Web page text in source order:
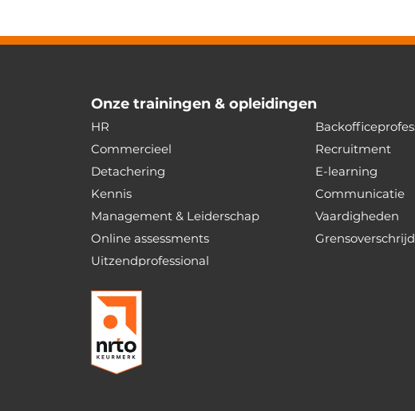
Onze trainingen & opleidingen
HR
Commercieel
Detachering
Kennis
Management & Leiderschap
Online assessments
Uitzendprofessional
Recruitment
E-learning
Communicatie
Vaardigheden